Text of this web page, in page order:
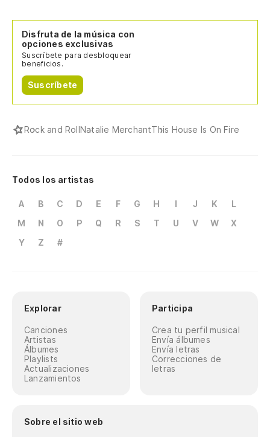
Disfruta de la música con
opciones exclusivas
Suscríbete para desbloquear
beneficios.
Suscríbete
Rock and RollNatalie MerchantThis House Is On Fire
Todos los artistas
A B C D E F G H I J K
L
M
N O P Q R S T U V W
X
Y
Z #
Explorar
Canciones
Artistas
Álbumes
Playlists
Actualizaciones
Lanzamientos
Participa
Crea tu perfil musical
Envía álbumes
Envía letras
Correcciones de
letras
Sobre el sitio web